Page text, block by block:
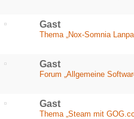
Gast
Thema „Nox-Somnia
Gast
Forum „Allgemeine
Gast
Thema „Steam mit